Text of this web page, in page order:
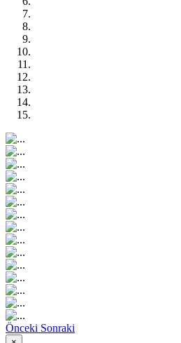
Önceki Sonraki